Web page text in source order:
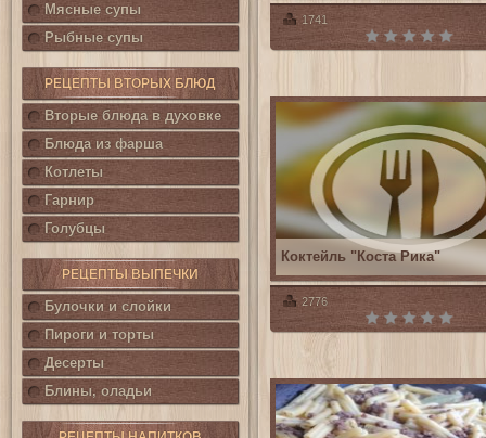
Мясные супы
Рыбные супы
РЕЦЕПТЫ ВТОРЫХ БЛЮД
Вторые блюда в духовке
Блюда из фарша
Котлеты
Гарнир
Голубцы
РЕЦЕПТЫ ВЫПЕЧКИ
Булочки и слойки
Пироги и торты
Десерты
Блины, оладьи
1741
2776
Коктейль "Коста Рика"